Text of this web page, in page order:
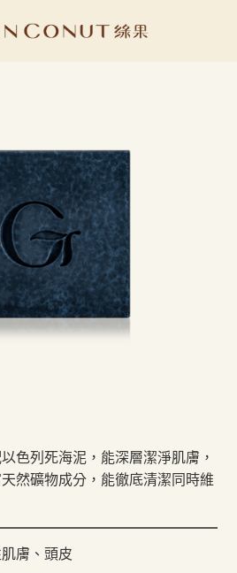
色列死海泥，能深層潔淨肌膚，
然礦物成分，能徹底清潔同時維
膚、頭皮